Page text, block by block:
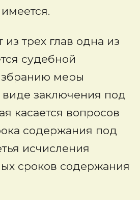
из трех глав одна из
судебной
меры
заключения под
касается вопросов
содержания под
исчисления
сроков содержания